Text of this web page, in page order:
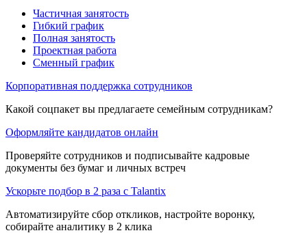
Частичная занятость
Гибкий график
Полная занятость
Проектная работа
Сменный график
Корпоративная поддержка сотрудников
Какой соцпакет вы предлагаете семейным сотрудникам?
Оформляйте кандидатов онлайн
Проверяйте сотрудников и подписывайте кадровые
документы без бумаг и личных встреч
Ускорьте подбор в 2 раза с Talantix
Автоматизируйте сбор откликов, настройте воронку,
собирайте аналитику в 2 клика